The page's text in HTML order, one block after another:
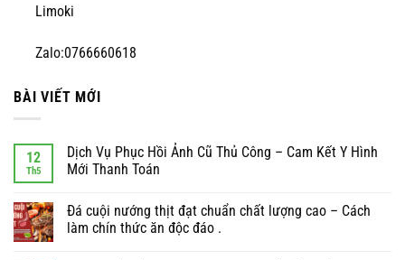
Limoki
Zalo:0766660618
BÀI VIẾT MỚI
12
Th5
Dịch Vụ Phục Hồi Ảnh Cũ Thủ Công – Cam Kết Y Hình
Mới Thanh Toán
Đá cuội nướng thịt đạt chuẩn chất lượng cao – Cách
làm chín thức ăn độc đáo .